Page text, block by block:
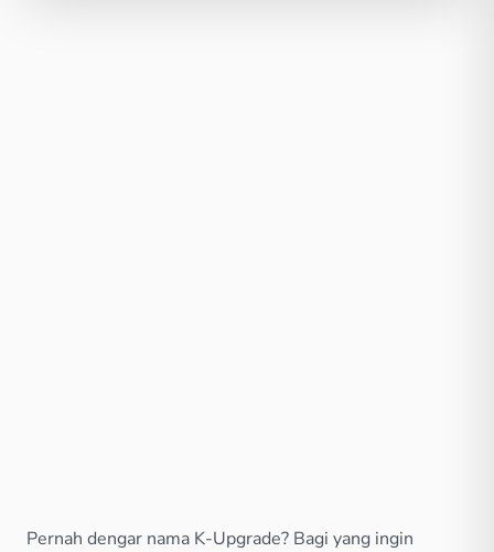
Pernah dengar nama K-Upgrade? Bagi yang ingin